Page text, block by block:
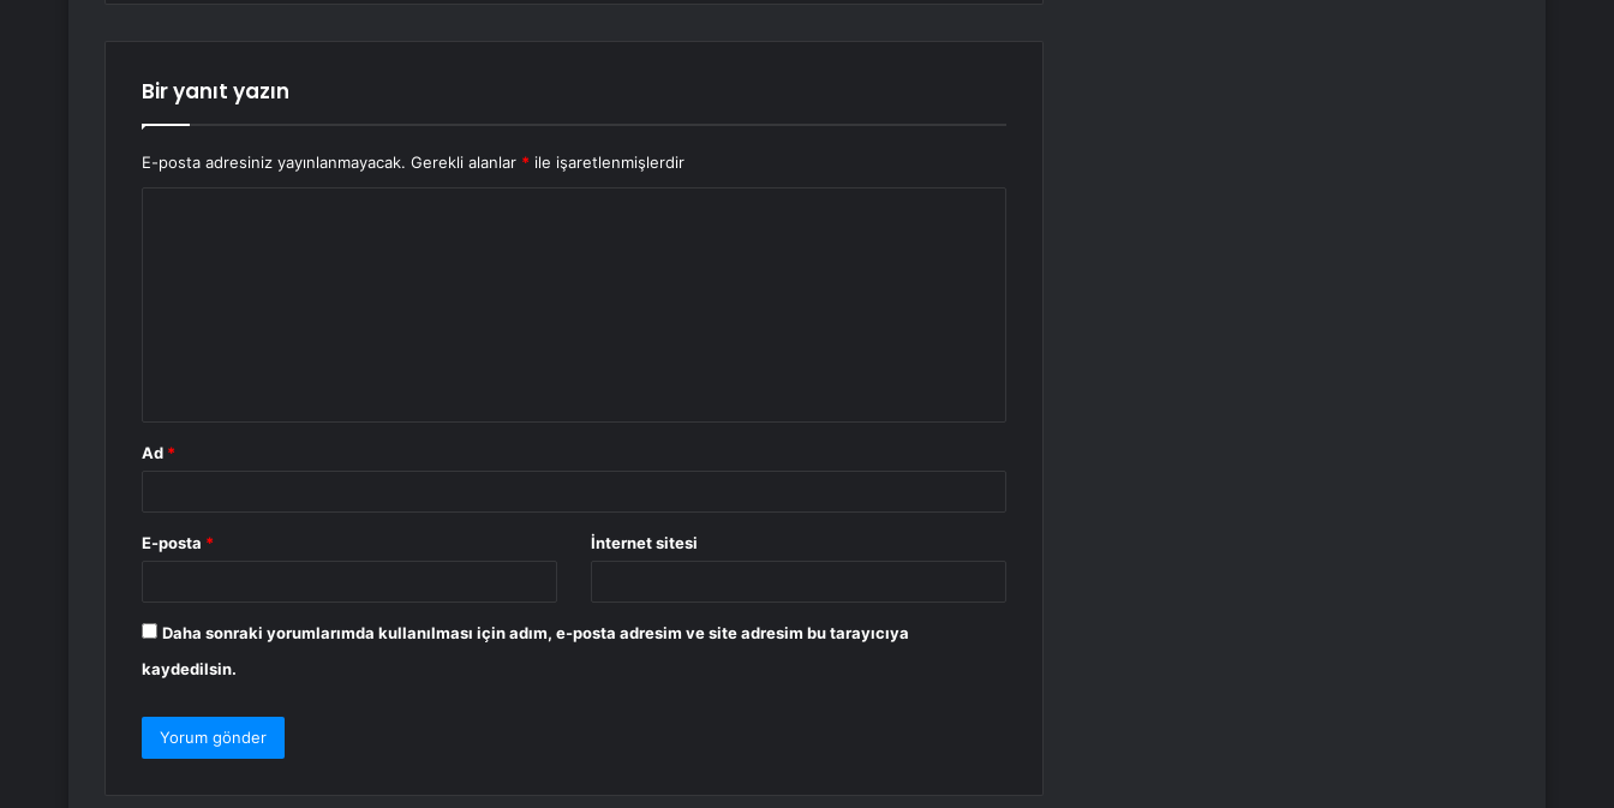
Bir yanıt yazın
E-posta adresiniz yayınlanmayacak. Gerekli alanlar * ile işaretlenmişlerdir
Ad *
E-posta * İnternet sitesi
Daha sonraki yorumlarımda kullanılması için adım, e-posta adresim ve site adresim bu tarayıcıya
kaydedilsin.